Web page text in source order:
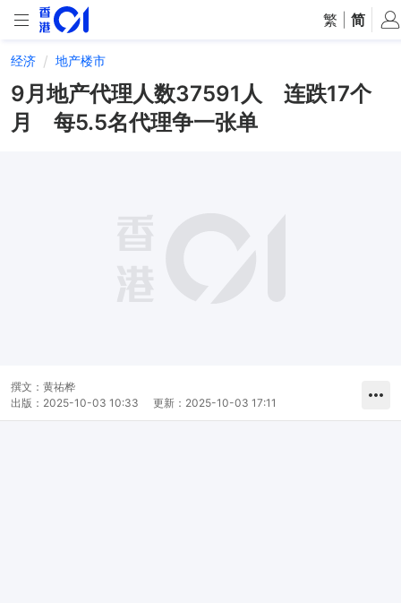
繁 简
经济 地产楼市
9月地产代理人数37591人 连跌17个
月 每5.5名代理争一张单
撰文： 黄祐桦
出版： 2025-10-03 10:33 更新： 2025-10-03 17:11